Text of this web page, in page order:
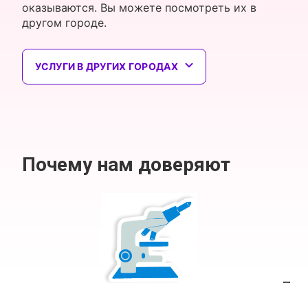
оказываются. Вы можете посмотреть их в
другом городе.
УСЛУГИ В ДРУГИХ ГОРОДАХ
Почему нам доверяют